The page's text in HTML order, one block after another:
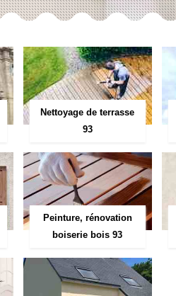
Nettoyage de terrasse
93
Peinture, rénovation
boiserie bois 93